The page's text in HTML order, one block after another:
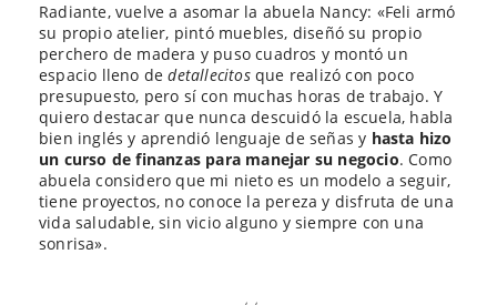
Radiante, vuelve a asomar la abuela Nancy: «Feli armó
su propio atelier, pintó muebles, diseñó su propio
perchero de madera y puso cuadros y montó un
espacio lleno dedetallecitosque realizó con poco
presupuesto, pero sí con muchas horas de trabajo. Y
quiero destacar que nunca descuidó la escuela, habla
bien inglés y aprendió lenguaje de señas y hasta hizo
un curso de finanzas para manejar su negocio. Como
abuela considero que mi nieto es un modelo a seguir,
tiene proyectos, no conoce la pereza y disfruta de una
vida saludable, sin vicio alguno y siempre con una
sonrisa».